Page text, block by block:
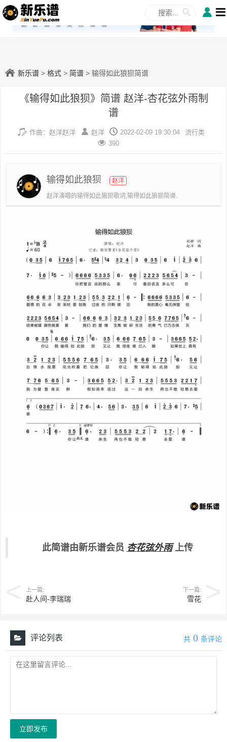
✕
新乐谱 > 格式 > 简谱 > 输得如此狼狈简谱
《输得如此狼狈》简谱 赵洋-杏花弦外雨制
谱
作曲：赵洋赵洋 赵洋 2022-02-09 19:30:04
流行类
390
输得如此狼狈 赵洋
赵洋演唱的输得如此狼狈歌词,输得如此狼狈简谱.
此简谱由新乐谱会员 杏花弦外雨上传
上一篇:
赴人间-李瑞瑞
下一篇:
雪花
共 0 条评论
评论列表
立即发布